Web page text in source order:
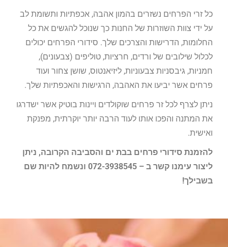
כל זרי הפרחים נשזרים בהמון אהבה, אכפתיות ותשומת לב
על ידי צוות השוזרות של החנות כך שנוכל להגשים את כל
החלומות, הדרישות והצרכים שלך. סידורי הפרחים יכולים
לכלול שילובים של ורדים, חרציות, טוליפים (צבעונים),
חמניות, גיבסניות צבעוניות, ליזיאנטוס, שושן צחור ועוד
פרחים אשר יביעו את האהבה, הרגישות והאכפתיות שלך.
ניתן לצרף לכל זר פרחים שוקולדים ויינות בוטיק אשר ישדרגו
את המתנה והפכו אותו לעוד הרבה יותר יוקרתית, מפנקת
ואישית.
להזמנת סידורי פרחים בבת ים והסביבה הקרובה, ניתן
ליצור עימנו קשר ב – 072-3938545 ונשמח להיות שם
בשבילך!